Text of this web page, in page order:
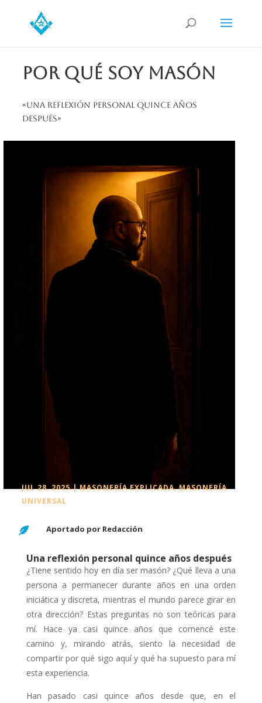
Por qué soy masón
«Una reflexión personal quince años
después»
JUL 28, 2025|MASONERÍA EXPLICADA,MASONERÍA
UNIVERSAL
 Aportado por Redacción
Una reflexión personal quince años después
¿Tiene sentido hoy en día ser masón? ¿Qué lleva a una
persona a permanecer durante años en una orden
iniciática y discreta, mientras el mundo parece girar en
otra dirección? Estas preguntas no son teóricas para
mí. Hace ya casi quince años que comencé este
camino y, mirando atrás, siento la necesidad de
compartir por qué sigo aquí y qué ha supuesto para mí
esta experiencia.
Han pasado casi quince años desde que, en el